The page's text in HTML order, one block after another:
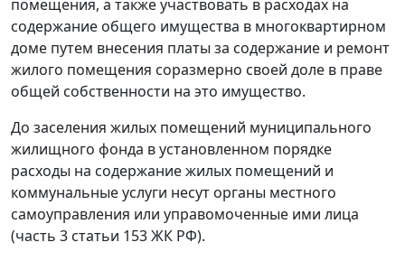
помещения, а также участвовать в расходах на
содержание общего имущества в многоквартирном
доме путем внесения платы за содержание и ремонт
жилого помещения соразмерно своей доле в праве
общей собственности на это имущество.
До заселения жилых помещений муниципального
жилищного фонда в установленном порядке
расходы на содержание жилых помещений и
коммунальные услуги несут органы местного
самоуправления или управомоченные ими лица
(часть 3 статьи 153ЖК РФ).